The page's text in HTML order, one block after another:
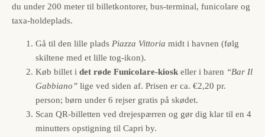
du under 200 meter til billetkontorer, bus-terminal, funicolare og
taxa-holdeplads.
Gå til den lille plads Piazza Vittoria midt i havnen (følg
skiltene med et lille tog-ikon).
Køb billet i det røde Funicolare-kiosk eller i baren “Bar Il
Gabbiano” lige ved siden af. Prisen er ca. €2,20 pr.
person; børn under 6 rejser gratis på skødet.
Scan QR-billetten ved drejespærren og gør dig klar til en 4
minutters opstigning til Capri by.